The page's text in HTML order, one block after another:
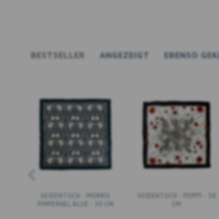
BESTSELLER ANGEZEIGT EBENSO
SEIDENTUCH - MORRIS
PIMPERNEL BLUE - 50 CM
SEIDENTUCH - POPPY - 50
CM